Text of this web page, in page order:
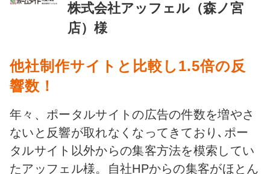
株式会社アッフェル（森ノ宮
店）様
他社制作サイトと比較し1.5倍の反
響数！
年々、ポータルサイトの広告の件数を増やさ
ないと反響が取れなくなってきており､ポー
タルサイト以外からの集客方法を模索してい
たアッフェル様。自社HPからの集客がほとん